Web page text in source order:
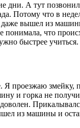
А тут
Потому что в
вышел из машины
что
быстрее учиться.
проезжаю
и горка не
из машины и